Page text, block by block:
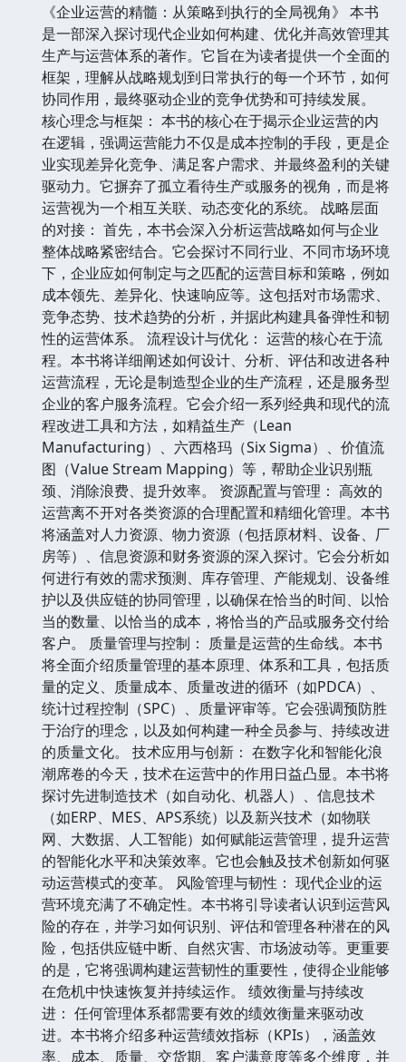
《企业运营的精髓：从策略到执行的全局视角》 本书
是一部深入探讨现代企业如何构建、优化并高效管理其
生产与运营体系的著作。它旨在为读者提供一个全面的
框架，理解从战略规划到日常执行的每一个环节，如何
协同作用，最终驱动企业的竞争优势和可持续发展。
核心理念与框架： 本书的核心在于揭示企业运营的内
在逻辑，强调运营能力不仅是成本控制的手段，更是企
业实现差异化竞争、满足客户需求、并最终盈利的关键
驱动力。它摒弃了孤立看待生产或服务的视角，而是将
运营视为一个相互关联、动态变化的系统。 战略层面
的对接： 首先，本书会深入分析运营战略如何与企业
整体战略紧密结合。它会探讨不同行业、不同市场环境
下，企业应如何制定与之匹配的运营目标和策略，例如
成本领先、差异化、快速响应等。这包括对市场需求、
竞争态势、技术趋势的分析，并据此构建具备弹性和韧
性的运营体系。 流程设计与优化： 运营的核心在于流
程。本书将详细阐述如何设计、分析、评估和改进各种
运营流程，无论是制造型企业的生产流程，还是服务型
企业的客户服务流程。它会介绍一系列经典和现代的流
程改进工具和方法，如精益生产（Lean
Manufacturing）、六西格玛（Six Sigma）、价值流
图（Value Stream Mapping）等，帮助企业识别瓶
颈、消除浪费、提升效率。 资源配置与管理： 高效的
运营离不开对各类资源的合理配置和精细化管理。本书
将涵盖对人力资源、物力资源（包括原材料、设备、厂
房等）、信息资源和财务资源的深入探讨。它会分析如
何进行有效的需求预测、库存管理、产能规划、设备维
护以及供应链的协同管理，以确保在恰当的时间、以恰
当的数量、以恰当的成本，将恰当的产品或服务交付给
客户。 质量管理与控制： 质量是运营的生命线。本书
将全面介绍质量管理的基本原理、体系和工具，包括质
量的定义、质量成本、质量改进的循环（如PDCA）、
统计过程控制（SPC）、质量评审等。它会强调预防胜
于治疗的理念，以及如何构建一种全员参与、持续改进
的质量文化。 技术应用与创新： 在数字化和智能化浪
潮席卷的今天，技术在运营中的作用日益凸显。本书将
探讨先进制造技术（如自动化、机器人）、信息技术
（如ERP、MES、APS系统）以及新兴技术（如物联
网、大数据、人工智能）如何赋能运营管理，提升运营
的智能化水平和决策效率。它也会触及技术创新如何驱
动运营模式的变革。 风险管理与韧性： 现代企业的运
营环境充满了不确定性。本书将引导读者认识到运营风
险的存在，并学习如何识别、评估和管理各种潜在的风
险，包括供应链中断、自然灾害、市场波动等。更重要
的是，它将强调构建运营韧性的重要性，使得企业能够
在危机中快速恢复并持续运作。 绩效衡量与持续改
进： 任何管理体系都需要有效的绩效衡量来驱动改
进。本书将介绍多种运营绩效指标（KPIs），涵盖效
率、成本、质量、交货期、客户满意度等多个维度，并